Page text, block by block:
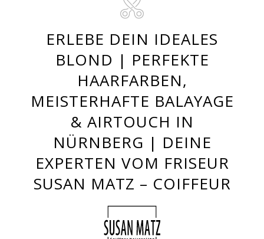
ERLEBE DEIN IDEALES
BLOND | PERFEKTE
HAARFARBEN,
MEISTERHAFTE BALAYAGE
& AIRTOUCH IN
NÜRNBERG | DEINE
EXPERTEN VOM FRISEUR
SUSAN MATZ – COIFFEUR